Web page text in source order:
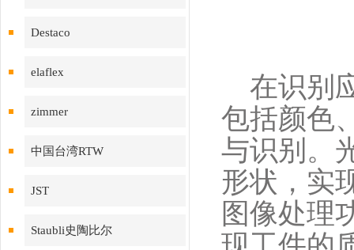
Destaco
elaflex
zimmer
中国台湾RTW
JST
Staubli史陶比尔
在识别
包括颜色
与识别。
形状，实
图像处理